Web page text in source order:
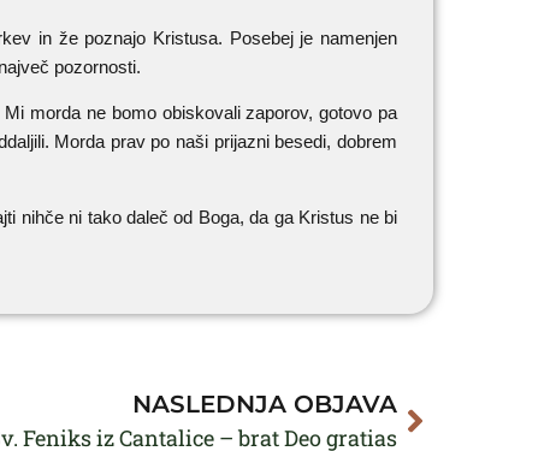
in že poznajo Kristusa. Posebej je namenjen
pozornosti.
morda ne bomo obiskovali zaporov, gotovo pa
Morda prav po naši prijazni besedi, dobrem
nihče ni tako daleč od Boga, da ga Kristus ne bi
NASLEDNJA OBJAVA
Feniks iz Cantalice – brat Deo gratias